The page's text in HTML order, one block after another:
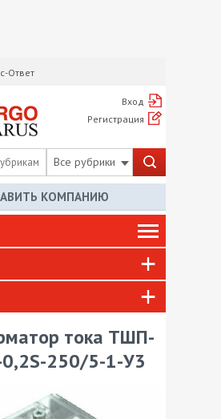
Ответ
Вход
Регистрация
Все рубрики
КОМПАНИЮ
тока ТШП-
250/5-1-У3